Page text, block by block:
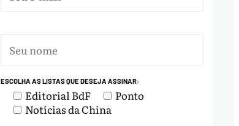
ESCOLHA AS LISTAS QUE DESEJA ASSINAR:
Editorial BdF
Ponto
Notícias da China